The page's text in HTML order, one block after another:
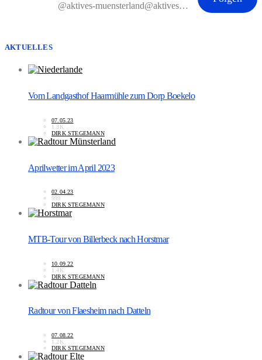
@aktives-muensterland@aktives-muensterland.de
AKTUELLES
Vom Landgasthof Haarmühle zum Dorp Boekelo
07.05.23
1.3K
DIRK STEGEMANN
Aprilwetter im April 2023
02.04.23
999
DIRK STEGEMANN
MTB-Tour von Billerbeck nach Horstmar
10.09.22
1.4K
DIRK STEGEMANN
Radtour von Flaesheim nach Datteln
07.08.22
1.2K
DIRK STEGEMANN